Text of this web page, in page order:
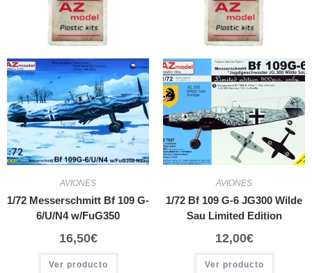
AVIONES
1/72 Messerschmitt Bf 109 G-
6/U/N4 w/FuG350
16,50€
Ver producto
AVIONES
1/72 Bf 109 G-6 JG300 Wilde
Sau Limited Edition
12,00€
Ver producto